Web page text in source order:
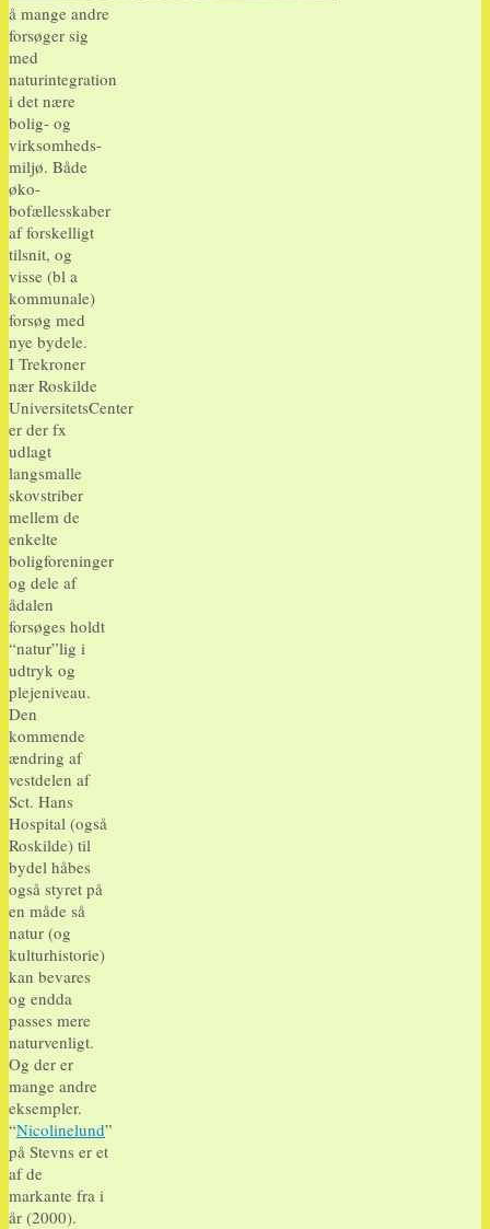
å mange andre
forsøger sig
med
naturintegration
i det nære
bolig- og
virksomheds-
miljø. Både
øko-
bofællesskaber
af forskelligt
tilsnit, og
visse (bl a
kommunale)
forsøg med
nye bydele.
I Trekroner
nær Roskilde
UniversitetsCenter
er der fx
udlagt
langsmalle
skovstriber
mellem de
enkelte
boligforeninger
og dele af
ådalen
forsøges holdt
“natur”lig i
udtryk og
plejeniveau.
Den
kommende
ændring af
vestdelen af
Sct. Hans
Hospital (også
Roskilde) til
bydel håbes
også styret på
en måde så
natur (og
kulturhistorie)
kan bevares
og endda
passes mere
naturvenligt.
Og der er
mange andre
eksempler.
“Nicolinelund”
på Stevns er et
af de
markante fra i
år (2000).